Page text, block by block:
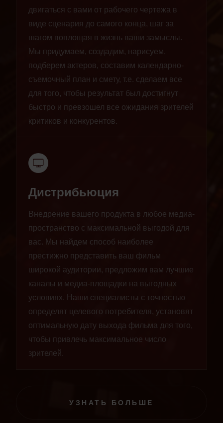
двигаться с вами от рабочего чертежа в
виде сценария до самого конца, шаг за
шагом воплощая в жизнь ваши замыслы.
Мы придумаем, создадим, нарисуем,
подберем актеров, составим календарно-
съемочный план и смету, т.е. сделаем все
для того, чтобы результат был достигнут
быстро и превзошел все ожидания зрителей
критиков и конкурентов.
Дистрибьюция
Внедрение вашего продукта в любое медиа-
пространство с максимальной выгодой для
вас. Мы найдем способ наиболее
престижно представить ваш фильм
широкой аудитории, предложим вам лучшие
каналы и медиа-площадки на выгодных
условиях. Наши специалисты с точностью
определят целевого потребителя, установят
оптимальную дату выхода фильма для того,
чтобы привлечь максимальное число
зрителей.
УЗНАТЬ БОЛЬШЕ